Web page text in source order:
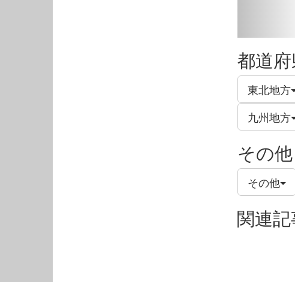
都道
東北地方
九州地方
その他
その他
関連